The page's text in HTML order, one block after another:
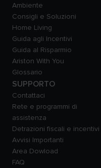
Ambiente
Consigli e Soluzioni
Home Living
Guida agli Incentivi
Guida al Risparmio
Ariston With You
Glossario
SUPPORTO
Contattaci
Rete e programmi di
assistenza
Detrazioni fiscali e incentivi
Avvisi Importanti
Area Dowload
FAQ